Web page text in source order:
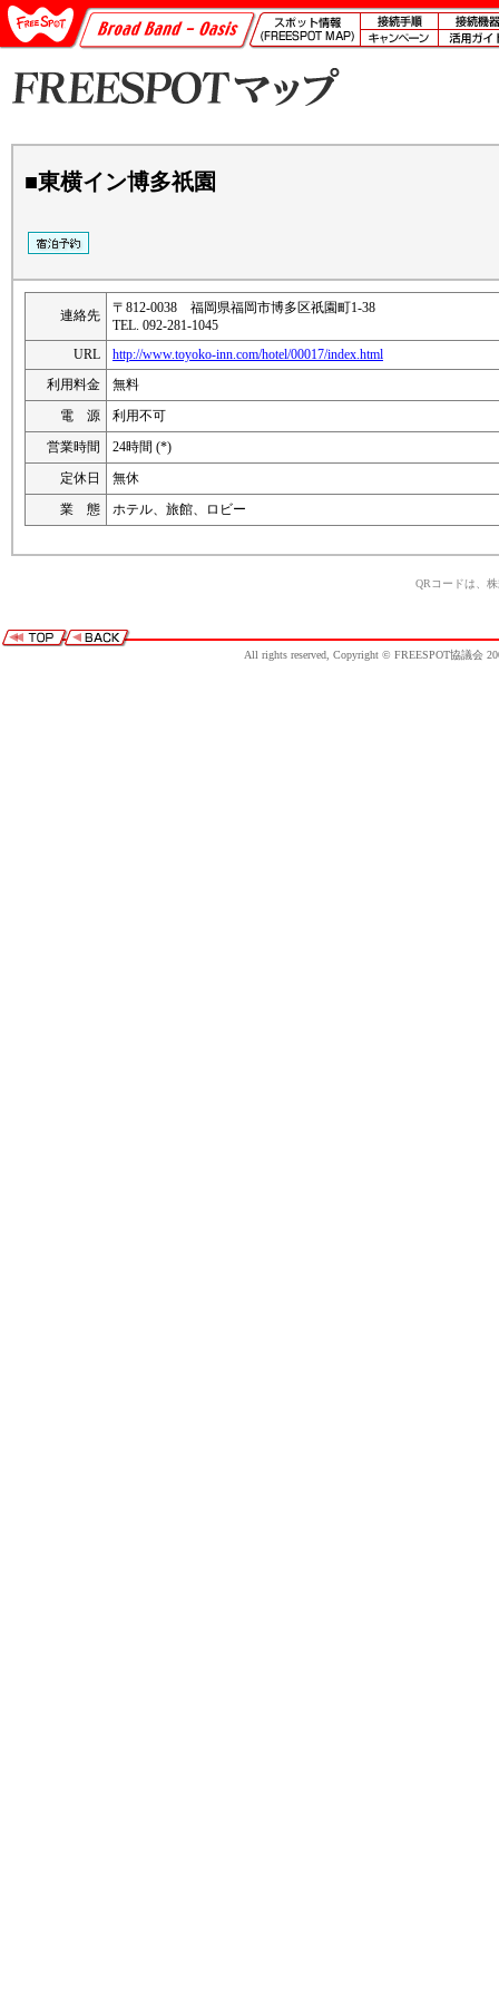
■東横イン博多祇園
連絡先
〒812-0038 福岡県福岡市博多区祇園町1-38
TEL. 092-281-1045
URL
http://www.toyoko-inn.com/hotel/00017/index.html
利用料金
無料
電 源
利用不可
営業時間
24時間 (*)
定休日
無休
業 態
ホテル、旅館、ロビー
QRコードは、
All rights reserved, Copyright © FREESPOT協議会